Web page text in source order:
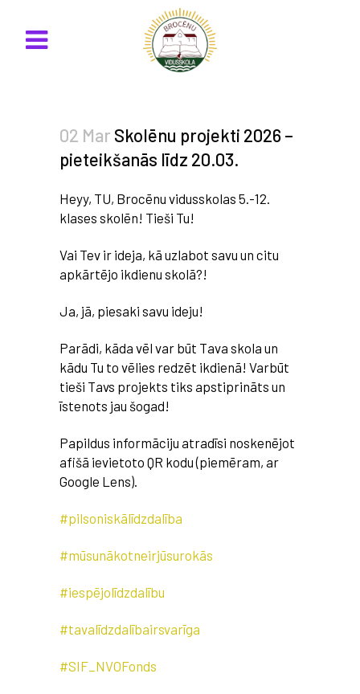
02 Mar Skolēnu projekti 2026 –
pieteikšanās līdz 20.03.
Heyy, TU, Brocēnu vidusskolas 5.-12.
klases skolēn! Tieši Tu!
Vai Tev ir ideja, kā uzlabot savu un citu
apkārtējo ikdienu skolā?!
Ja, jā, piesaki savu ideju!
Parādi, kāda vēl var būt Tava skola un
kādu Tu to vēlies redzēt ikdienā! Varbūt
tieši Tavs projekts tiks apstiprināts un
īstenots jau šogad!
Papildus informāciju atradīsi noskenējot
afišā ievietoto QR kodu (piemēram, ar
Google Lens).
#pilsoniskālīdzdalība
#mūsunākotneirjūsurokās
#iespējolīdzdalību
#tavalīdzdalībairsvarīga
#SIF_NVOFonds